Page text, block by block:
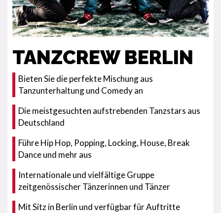
TANZCREW BERLIN
Bieten Sie die perfekte Mischung aus
Tanzunterhaltung und Comedy an
Die meistgesuchten aufstrebenden Tanzstars aus
Deutschland
Führe Hip Hop, Popping, Locking, House, Break
Dance und mehr aus
Internationale und vielfältige Gruppe
zeitgenössischer Tänzerinnen und Tänzer
Mit Sitz in Berlin und verfügbar für Auftritte